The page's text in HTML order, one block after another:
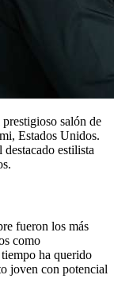
salón de
Estados Unidos.
estilista
fueron los más
como
ha querido
joven con potencial